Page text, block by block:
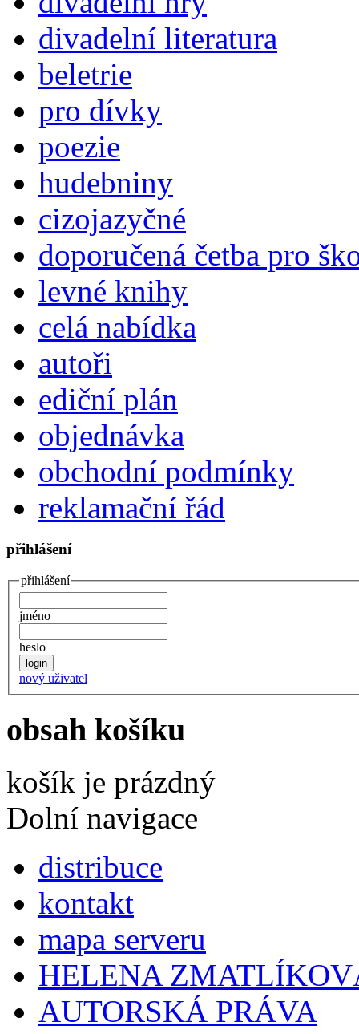
divadelní literatura
beletrie
pro dívky
poezie
hudebniny
cizojazyčné
doporučená četba pro
levné knihy
celá nabídka
autoři
ediční plán
objednávka
obchodní podmínky
reklamační řád
přihlášení
přihlášení
jméno
heslo
nový uživatel
obsah košíku
košík je prázdný
Dolní navigace
distribuce
kontakt
mapa serveru
HELENA
AUTORSKÁ PRÁVA